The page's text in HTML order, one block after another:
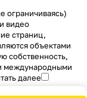
ограничиваясь)
видео
страниц,
объектами
собственность,
международными
далее